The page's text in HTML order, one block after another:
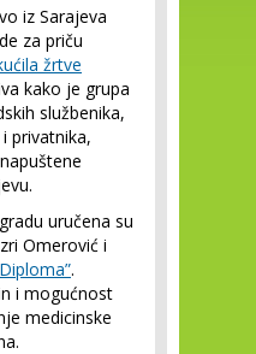
iz Sarajeva
za priču
žrtve
kako je grupa
službenika,
privatnika,
uručena su
Omerović i
.
i mogućnost
medicinske